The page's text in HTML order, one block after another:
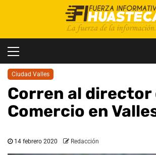
principal
Ciudad Valles
Corren al director
Comercio en
14 febrero 2020 Redacción